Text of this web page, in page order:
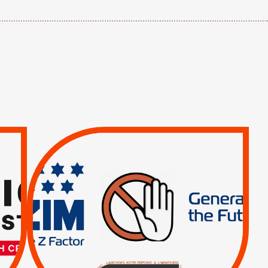
INTERNATIONAL ?
TRUMP, MACRON :
MÊME COMBAT
| Actus |
| Boycott militaire |